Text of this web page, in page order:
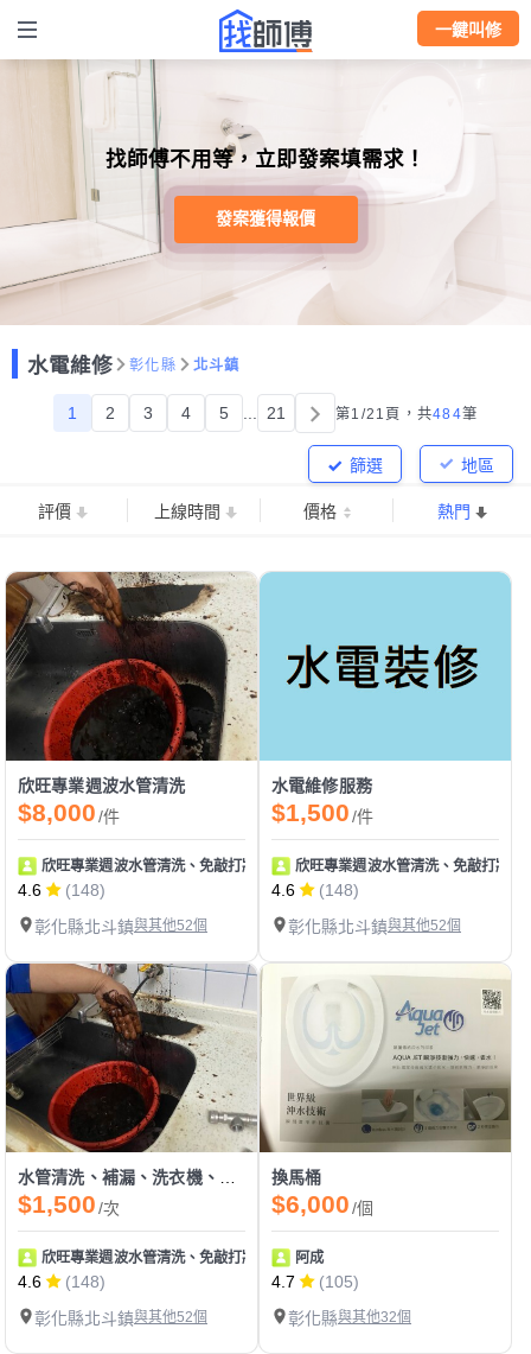
一鍵叫修
找師傅不用等，立即發案填需求！
發案獲得報價
水電維修 彰化縣 北斗鎮
1 2 3 4 5 21 第1/21頁， 共484筆
地區
篩選
評價 上線時間 價格 熱門
欣旺專業週波水管清洗
$8,000/件
欣旺專業週波水管清洗、免敲打牆壁補漏、冷氣清洗、排油煙機清洗、水電
4.6
(148)
彰化縣北斗鎮與其他52個
水電維修服務
$1,500/件
欣旺專業週波水管清洗、免敲打牆
4.6
(148)
彰化縣北斗鎮與其他52個
$1,500/次
欣旺專業週波水管清洗、免敲打牆壁補漏、冷氣清洗、排油煙機清洗、水電
4.6
(148)
彰化縣北斗鎮與其他52個
換馬桶
$6,000/個
阿成
4.7
(105)
彰化縣與其他32個